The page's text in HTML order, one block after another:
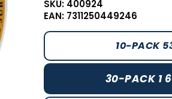
SKU: 400924
EAN: 7311250449246
10-PACK
30-PACK 1